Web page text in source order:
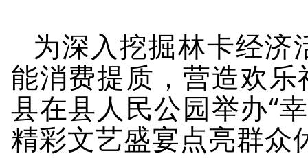
为深入挖掘林卡经济
能消费提质，营造欢
县在县人民公园举办“
精彩文艺盛宴点亮群众